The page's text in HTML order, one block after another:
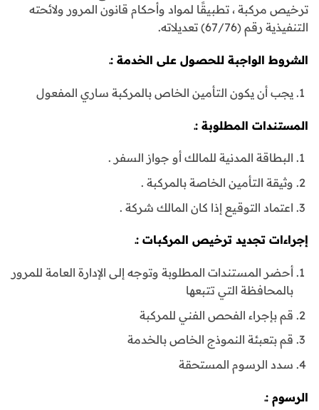
ترخيص مركبة ، تطبيقًا لمواد وأحكام قانون المرور ولائحته
التنفيذية رقم (67/76) تعديلاته.
الشروط الواجبة للحصول على الخدمة :ـ
يجب أن يكون التأمين الخاص بالمركبة ساري المفعول
المستندات المطلوبة :ـ
البطاقة المدنية للمالك أو جواز السفر .
وثيقة التأمين الخاصة بالمركبة .
اعتماد التوقيع إذا كان المالك شركة .
إجراءات تجديد ترخيص المركبات :ـ
أحضر المستندات المطلوبة وتوجه إلى الإدارة العامة للمرور
بالمحافظة التي تتبعها
قم بإجراء الفحص الفني للمركبة
قم بتعبئة النموذج الخاص بالخدمة
سدد الرسوم المستحقة
الرسوم :ـ